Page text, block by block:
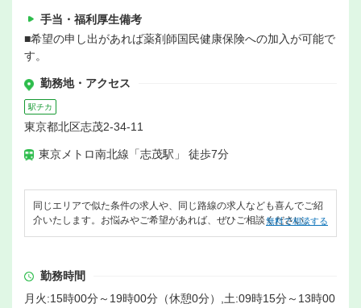
手当・福利厚生備考
■希望の申し出があれば薬剤師国民健康保険への加入が可能で
す。
勤務地・アクセス
駅チカ
東京都北区志茂2-34-11
東京メトロ南北線「志茂駅」 徒歩7分
同じエリアで似た条件の求人や、同じ路線の求人なども喜んでご紹
介いたします。お悩みやご希望があれば、ぜひご相談ください。
無料で相談する
勤務時間
月火:15時00分～19時00分（休憩0分）,土:09時15分～13時00